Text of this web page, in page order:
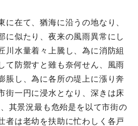
に在て、猶海に沿うの地なり、
に似たり、夜来の風雨異常にし
川水量着々上騰し、為に消防組
て防禦すと雖も奈何せん、風雨
脹し、為に各所の堤上に漲り奔
街一円に浸水となり、深きは床
其景況最も危殆是を以て市街の
者は老幼を扶助に忙わしく各戸